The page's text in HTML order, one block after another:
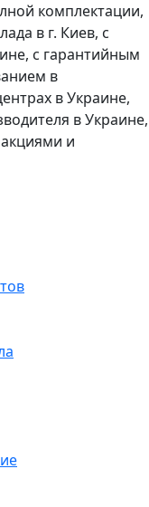
комплектации,
в г. Киев, с
с гарантийным
в
в Украине,
в Украине,
и